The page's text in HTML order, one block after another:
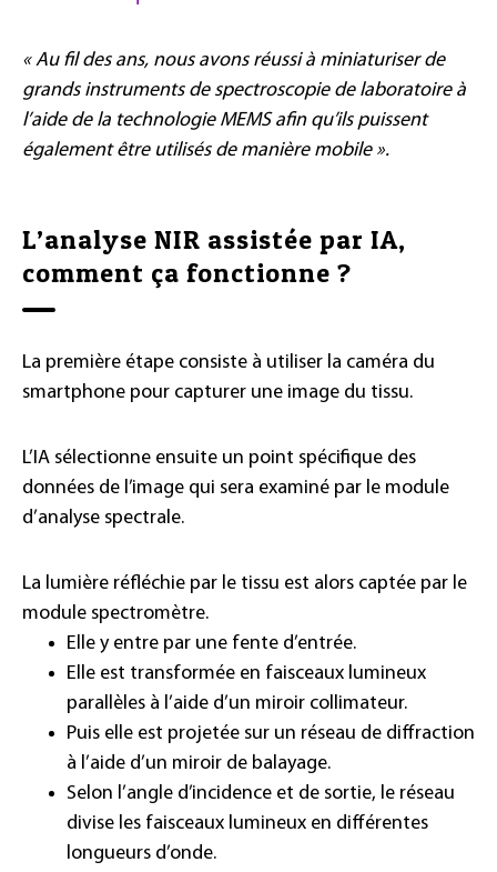
« Au fil des ans, nous avons réussi à miniaturiser de
grands instruments de spectroscopie de laboratoire à
l’aide de la technologie MEMS afin qu’ils puissent
également être utilisés de manière mobile ».
L’analyse NIR assistée par IA,
comment ça fonctionne ?
La première étape consiste à utiliser la caméra du
smartphone pour capturer une image du tissu.
L’IA sélectionne ensuite un point spécifique des
données de l’image qui sera examiné par le module
d’analyse spectrale.
La lumière réfléchie par le tissu est alors captée par le
module spectromètre.
Elle y entre par une fente d’entrée.
Elle est transformée en faisceaux lumineux
parallèles à l’aide d’un miroir collimateur.
Puis elle est projetée sur un réseau de diffraction
à l’aide d’un miroir de balayage.
Selon l’angle d’incidence et de sortie, le réseau
divise les faisceaux lumineux en différentes
longueurs d’onde.